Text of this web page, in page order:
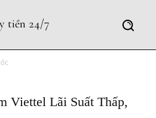
tiền 24/7
Viettel Lãi Suất Thấp,